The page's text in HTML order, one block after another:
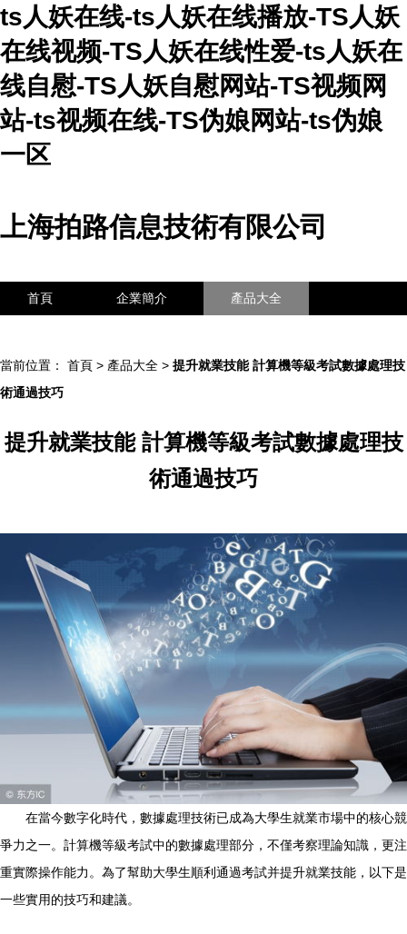
ts人妖在线-ts人妖在线播放-TS人妖
在线视频-TS人妖在线性爱-ts人妖在
线自慰-TS人妖自慰网站-TS视频网
站-ts视频在线-TS伪娘网站-ts伪娘
一区
上海拍路信息技術有限公司
首頁 企業簡介 產品大全
當前位置： 首頁 > 產品大全 > 提升就業技能 計算機等級考試數據處理技
術通過技巧
提升就業技能 計算機等級考試數據處理技
術通過技巧
在當今數字化時代，數據處理技術已成為大學生就業市場中的核心競
爭力之一。計算機等級考試中的數據處理部分，不僅考察理論知識，更注
重實際操作能力。為了幫助大學生順利通過考試并提升就業技能，以下是
一些實用的技巧和建議。